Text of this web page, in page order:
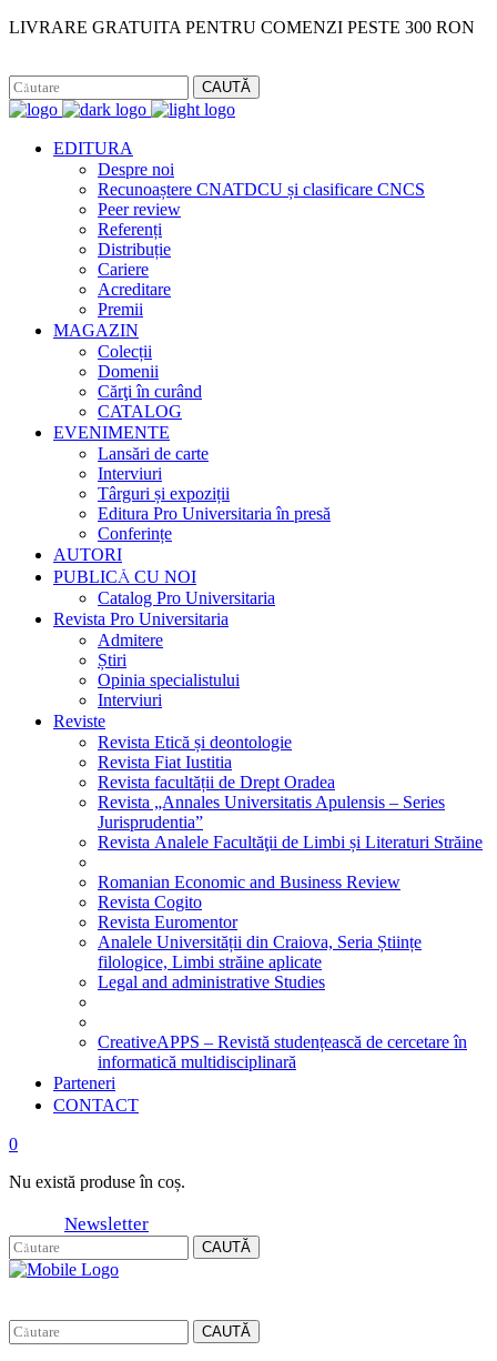
LIVRARE GRATUITA PENTRU COMENZI PESTE 300 RON
CAUTĂ
EDITURA
Despre noi
Recunoaștere CNATDCU și clasificare CNCS
Peer review
Referenți
Distribuție
Cariere
Acreditare
Premii
MAGAZIN
Colecții
Domenii
Cărţi în curând
CATALOG
EVENIMENTE
Lansări de carte
Interviuri
Târguri și expoziții
Editura Pro Universitaria în presă
Conferințe
AUTORI
PUBLICĂ CU NOI
Catalog Pro Universitaria
Revista Pro Universitaria
Admitere
Știri
Opinia specialistului
Interviuri
Reviste
Revista Etică și deontologie
Revista Fiat Iustitia
Revista facultății de Drept Oradea
Revista „Annales Universitatis Apulensis – Series
Jurisprudentia”
Revista Analele Facultăţii de Limbi și Literaturi Străine
Romanian Economic and Business Review
Revista Cogito
Revista Euromentor
Analele Universității din Craiova, Seria Științe
filologice, Limbi străine aplicate
Legal and administrative Studies
CreativeAPPS – Revistă studențească de cercetare în
informatică multidisciplinară
Parteneri
CONTACT
0
Nu există produse în coș.
Newsletter
CAUTĂ
CAUTĂ